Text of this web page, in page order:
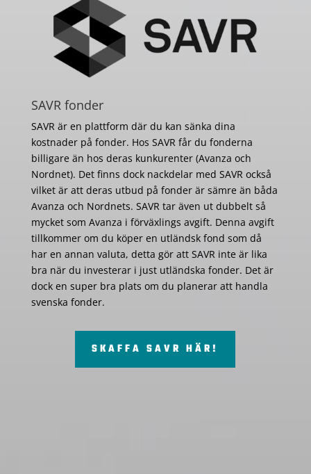
SAVR fonder
SAVR är en plattform där du kan sänka dina
kostnader på fonder. Hos SAVR får du fonderna
billigare än hos deras kunkurenter (Avanza och
Nordnet). Det finns dock nackdelar med SAVR också
vilket är att deras utbud på fonder är sämre än båda
Avanza och Nordnets. SAVR tar även ut dubbelt så
mycket som Avanza i förväxlings avgift. Denna avgift
tillkommer om du köper en utländsk fond som då
har en annan valuta, detta gör att SAVR inte är lika
bra när du investerar i just utländska fonder. Det är
dock en super bra plats om du planerar att handla
svenska fonder.
SKAFFA SAVR HÄR!